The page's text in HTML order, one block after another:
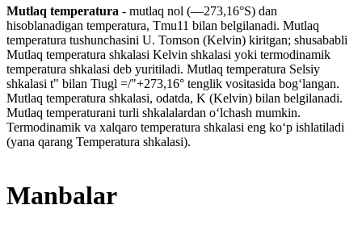
Mutlaq temperatura - mutlaq nol (—273,16°S) dan
hisoblanadigan temperatura, Tmu11 bilan belgilanadi. Mutlaq
temperatura tushunchasini U. Tomson (Kelvin) kiritgan; shusababli
Mutlaq temperatura shkalasi Kelvin shkalasi yoki termodinamik
temperatura shkalasi deb yuritiladi. Mutlaq temperatura Selsiy
shkalasi t" bilan Tiugl =/"+273,16° tenglik vositasida bogʻlangan.
Mutlaq temperatura shkalasi, odatda, K (Kelvin) bilan belgilanadi.
Mutlaq temperaturani turli shkalalardan oʻlchash mumkin.
Termodinamik va xalqaro temperatura shkalasi eng koʻp ishlatiladi
(yana qarang Temperatura shkalasi).
Manbalar